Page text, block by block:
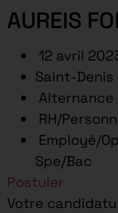
AUREIS
12 avril
Saint-Denis
Alternance
RH/
Employé/
Spe/Bac
Postuler
Votre